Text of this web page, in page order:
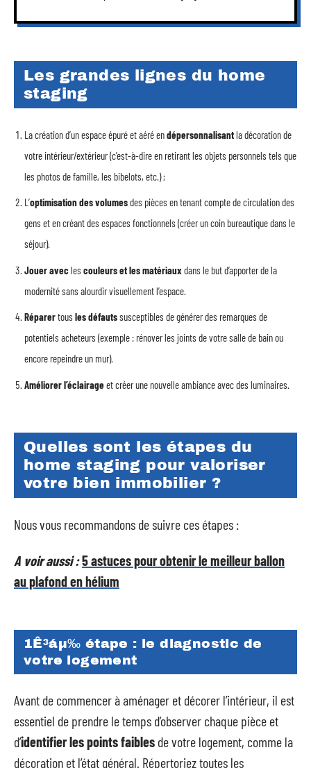
Les grandes lignes du home
staging
La création d’un espace épuré et aéré endépersonnalisantla décoration de
votre intérieur/extérieur (c’est-à-dire en retirant les objets personnels tels que
les photos de famille, les bibelots, etc.) ;
L’optimisation des volumesdes pièces en tenant compte de circulation des
gens et en créant des espaces fonctionnels (créer un coin bureautique dans le
séjour).
Joueravec les couleurs et les matériauxdans le but d’apporter de la
modernité sans alourdir visuellement l’espace.
Réparertous les défautssusceptibles de générer des remarques de
potentiels acheteurs (exemple : rénover les joints de votre salle de bain ou
encore repeindre un mur).
Améliorer l’éclairageet créer une nouvelle ambiance avec des luminaires.
Quelles sont les étapes du
home staging pour valoriser
votre bien immobilier ?
Nous vous recommandons de suivre ces étapes :
A voir aussi :5 astuces pour obtenir le meilleur ballon
au plafond en hélium
1Ê³áµ‰ étape : le diagnostic de
votre logement
Avant de commencer à aménager et décorer l’intérieur, il est
essentiel de prendre le temps d’observer chaque pièce et
d’identifier les points faibles de votre logement, comme la
décoration et l’état général. Répertoriez toutes les